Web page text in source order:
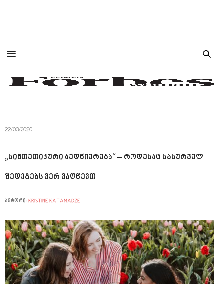
22/03/2020
„სინთეთიკური ბედნიერება“ – როდესაც სასურველ
შედეგებს ვერ ვაღწევთ
ავტორი: KRISTINE KATAMADZE